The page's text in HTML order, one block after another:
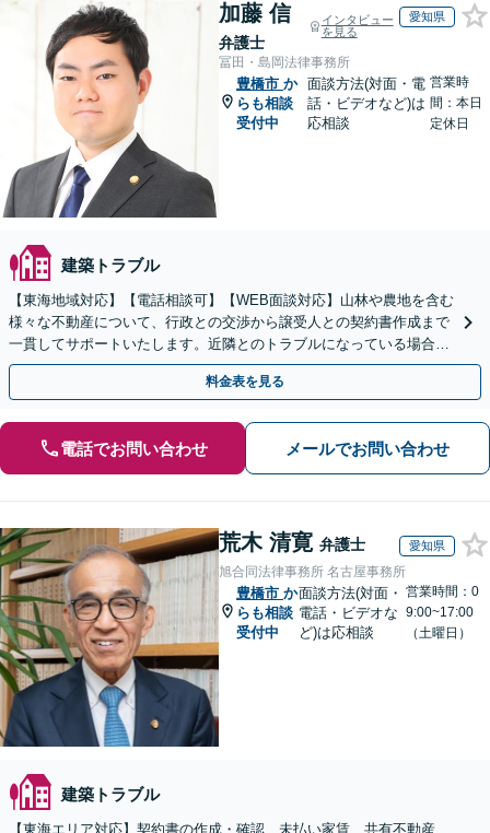
加藤 信
弁護士
インタビュー
を見る
愛知県
冨田・島岡法律事務所
豊橋市 か
らも相談
受付中
面談方法(対面・電
話・ビデオなど)は
応相談
営業時
間：本日
定休日
建築トラブル
【東海地域対応】【電話相談可】【WEB面談対応】山林や農地を含む
様々な不動産について、行政との交渉から譲受人との契約書作成まで
一貫してサポートいたします。近隣とのトラブルになっている場合
や、解決が難航している案件でも、ぜひご相談ください。
料金表を見る
電話でお問い合わせ メールでお問い合わせ
荒木 清寛 弁護士 愛知県
旭合同法律事務所 名古屋事務所
豊橋市 か
らも相談
受付中
面談方法(対面・
電話・ビデオな
ど)は応相談
営業時間：0
9:00~17:00
（土曜日）
建築トラブル
【東海エリア対応】契約書の作成・確認、未払い家賃、共有不動産、